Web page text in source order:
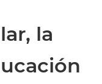
la